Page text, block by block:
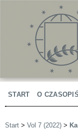
START O
Start > Vol 7 (2022) >